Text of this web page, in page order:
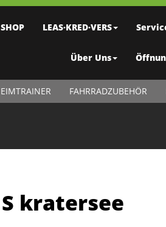
SHOP LEAS·KRED·VERS
Über Uns
FAHRRADZUBEHÖR
kratersee